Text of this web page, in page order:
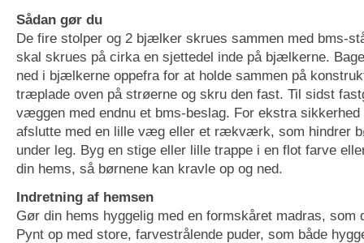
Sådan gør du
De fire stolper og 2 bjælker skrues sammen med bms-
skal skrues på cirka en sjettedel inde på bjælkerne.
ned i bjælkerne oppefra for at holde sammen på
træplade oven på strøerne og skru den fast. Til sidst
væggen med endnu et bms-beslag. For ekstra sikkerhed
afslutte med en lille væg eller et rækværk, som hindrer
under leg. Byg en stige eller lille trappe i en flot farve
din hems, så børnene kan kravle op og ned.
Indretning af hemsen
Gør din hems hyggelig med en formskåret madras, som
Pynt op med store, farvestrålende puder, som både